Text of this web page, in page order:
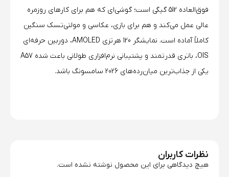
فوق‌العاده 512 گیگی است؛ گوشی‌ای که هم برای کارهای روزمره
عالی عمل می‌کند و هم برای بازی، عکاسی و مولتی‌تسک سنگین
کاملاً آماده است. نمایشگر 120 هرتزی AMOLED، دوربین حرفه‌ای
OIS، باتری قدرتمند و پشتیبانی نرم‌افزاری طولانی باعث شده A57
یکی از جذاب‌ترین میان‌رده‌های 2026 سامسونگ باشد.
نظرات کاربران
هیچ دیدگاهی برای این محصول نوشته نشده است.